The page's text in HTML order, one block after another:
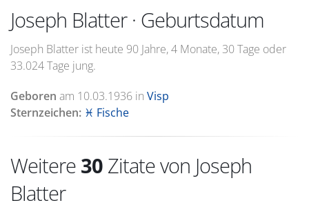
Joseph Blatter · Geburtsdatum
Joseph Blatter ist heute 90 Jahre, 4 Monate, 30 Tage oder
33.024 Tage jung.
Geboren am 10.03.1936 in Visp
Sternzeichen: ♓ Fische
Weitere 30 Zitate von Joseph
Blatter